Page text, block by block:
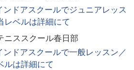
ンドアスクールでジュニアレッス
レベルは詳細にて
ニススクール春日部
ンドアスクールで一般レッスン／
ルは詳細にて